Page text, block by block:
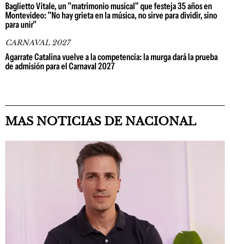
Baglietto Vitale, un "matrimonio musical" que festeja 35 años en
Montevideo: "No hay grieta en la música, no sirve para dividir, sino
para unir"
CARNAVAL 2027
Agarrate Catalina vuelve a la competencia: la murga dará la prueba
de admisión para el Carnaval 2027
MAS NOTICIAS DE NACIONAL